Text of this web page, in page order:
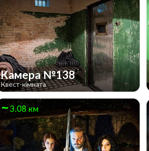
Камера №138
Квест-кімната
3.08 км